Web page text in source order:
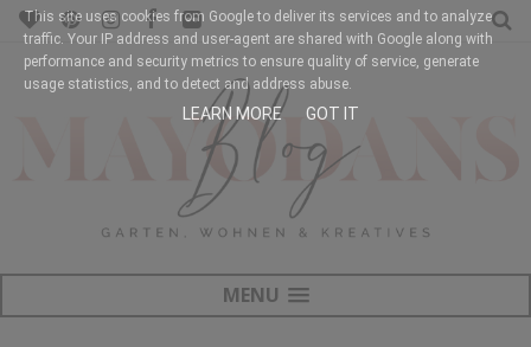
MENU
This site uses cookies from Google to deliver its services and to analyze
traffic. Your IP address and user-agent are shared with Google along with
performance and security metrics to ensure quality of service, generate
usage statistics, and to detect and address abuse.
LEARN MORE GOT IT